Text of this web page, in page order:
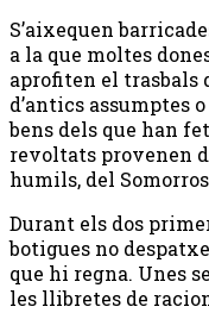
S’aixequen
a la que moltes
aprofiten el trasbals
d’antics assumptes
bens dels que han
revoltats provenen
humils, del
Durant els dos
botigues no
que hi regna. Unes
les llibretes de